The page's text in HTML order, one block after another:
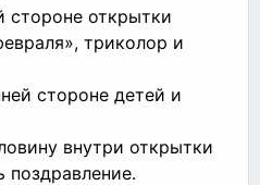
стороне открытки
триколор и
стороне детей и
внутри открытки
поздравление.